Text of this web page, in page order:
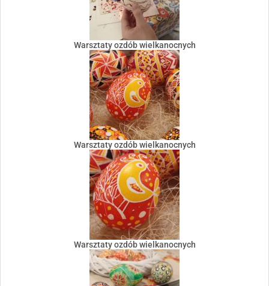
Warsztaty ozdób wielkanocnych
Warsztaty ozdób wielkanocnych
Warsztaty ozdób wielkanocnych